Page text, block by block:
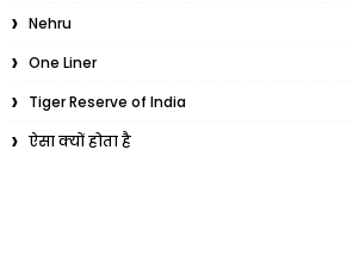
Nehru
One Liner
Tiger Reserve of India
ऐसा क्यों होता है